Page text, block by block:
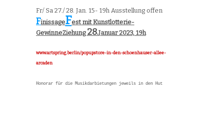
Fr/ Sa 27./ 28. Jan. 15- 19h Ausstellung offen
FinissageFest mit Kunstlotterie-
GewinneZiehung 28.Januar2023, 19h
www.artspring.berlin/popupstore-in-den-schoenhauser-allee-
arcaden
Honorar für die Musikdarbietungen jeweils in den Hut